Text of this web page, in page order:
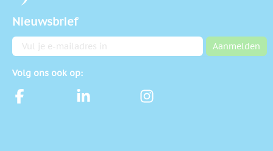
Nieuwsbrief
E-mailadres Aanmelden
Volg ons ook op: